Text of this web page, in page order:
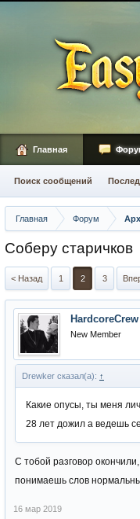
Главная Форум
Соберу старичков
< Назад 1 2 3
HardcoreCrew
New Member
Drewker сказал(а): ↑
Какие опусы, ты меня
28 лет дожил а ведешь
С тобой разговор
понимаешь слов
16 мар 2019
Главная
Поиск сообщений